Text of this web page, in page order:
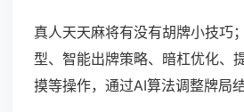
真人天天麻将有没有胡牌小技巧
型、智能出牌策略、暗杠优化、
摸等操作，通过AI算法调整牌局